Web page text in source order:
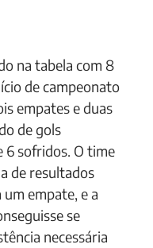
na tabela com 8
de campeonato
empates e duas
de gols
6 sofridos. O time
de resultados
empate, e a
se
necessária